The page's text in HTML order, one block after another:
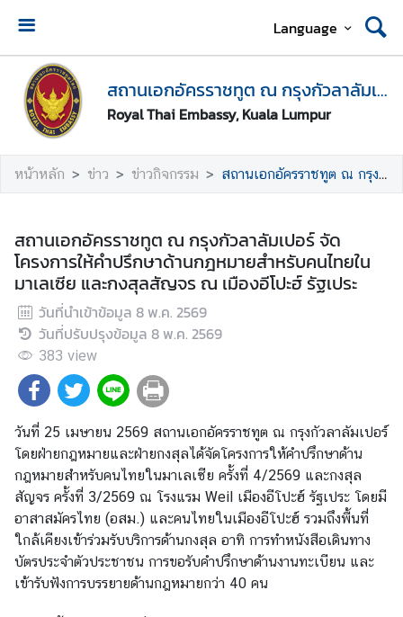
Language
สถานเอกอัครราชทูต ณ กรุงกัวลาลัมเปอร์
Royal Thai Embassy, Kuala Lumpur
ห
น้
า
แ
ก
า
น
เ
อ
ก
อั
ค
ร
ร
า
ช
ทู
ต
ฯ
ศู
หน้าหลัก ข่าว ข่าวกิจกรรม สถานเอกอัครราชทูต ณ กรุงกัวลาลัมเปอร์ จัดโครงการให้คำปรึกษาด้านกฎหมายสำหรับคนไทยในมาเลเซีย และกงสุลสัญจร ณ เมืองอีโปะฮ์ รัฐเประ
สถานเอกอัครราชทูต ณ กรุงกัวลาลัมเปอร์ จัด
โครงการให้คำปรึกษาด้านกฎหมายสำหรับคนไทยใน
มาเลเซีย และกงสุลสัญจร ณ เมืองอีโปะฮ์ รัฐเประ
วันที่นำเข้าข้อมูล 8 พ.ค. 2569
วันที่ปรับปรุงข้อมูล 8 พ.ค. 2569
383 view
วันที่ 25 เมษายน 2569 สถานเอกอัครราชทูต ณ กรุงกัวลาลัมเปอร์
โดยฝ่ายกฎหมายและฝ่ายกงสุลได้จัดโครงการให้คำปรึกษาด้าน
กฎหมายสำหรับคนไทยในมาเลเซีย ครั้งที่ 4/2569 และกงสุล
สัญจร ครั้งที่ 3/2569 ณ โรงแรม Weil เมืองอีโปะฮ์ รัฐเประ โดยมี
อาสาสมัครไทย (อสม.) และคนไทยในเมืองอีโปะฮ์ รวมถึงพื้นที่
ใกล้เคียงเข้าร่วมรับบริการด้านกงสุล อาทิ การทำหนังสือเดินทาง
บัตรประจำตัวประชาชน การขอรับคำปรึกษาด้านงานทะเบียน และ
เข้ารับฟังการบรรยายด้านกฎหมายกว่า 40 คน